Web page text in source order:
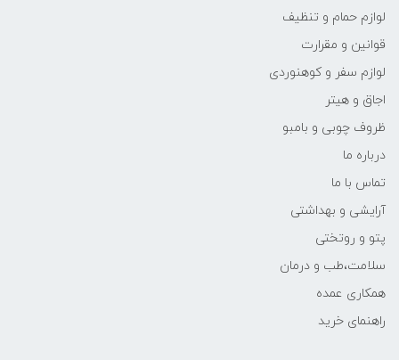
لوازم حمام و تنظیف
قوانین و مقرارت
لوازم سفر و کوهنوردی
اجاق و هیتر
ظروف چوبی و بامبو
درباره ما
تماس با ما
آرایشی و بهداشتی
پتو و روتختی
سلامت،طب و درمان
همکاری عمده
راهنمای خرید